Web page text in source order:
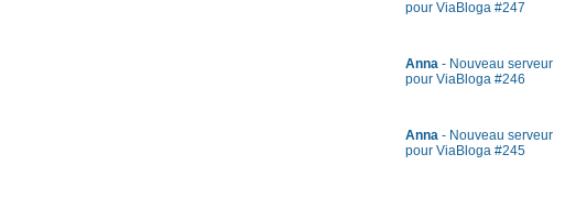
pour ViaBloga #247
Anna - Nouveau serveur
pour ViaBloga #246
Anna - Nouveau serveur
pour ViaBloga #245